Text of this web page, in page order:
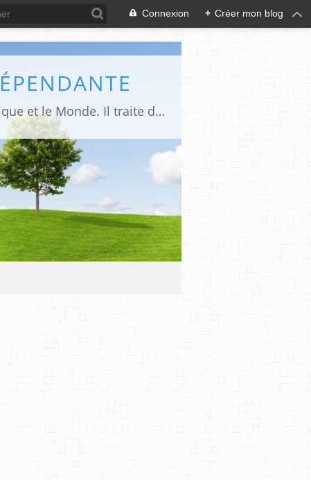
Connexion + Créer mon blog
Makaila.fr est un site d’informations indépendant et d’actualités sur le Tchad, l’Afrique et le Monde. Il traite des sujets variés entre autres: la politique, les droits humains, les libertés, le social, l’économique,la culture etc.